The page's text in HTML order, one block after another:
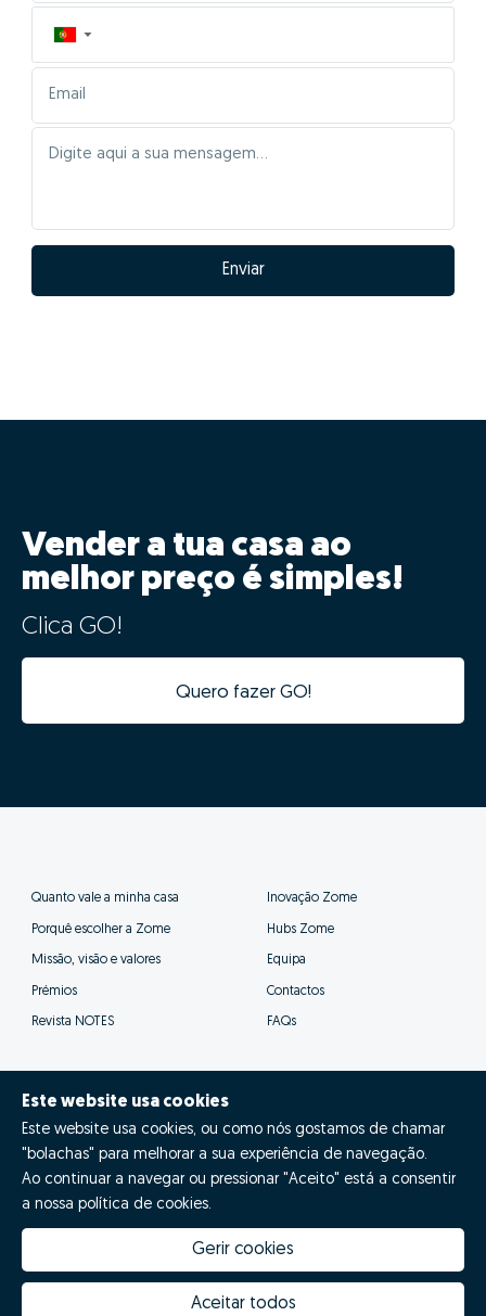
▼
Enviar
Vender a tua casa ao
melhor preço é simples!
Clica GO!
Quero fazer GO!
Quanto vale a minha casa
Porquê escolher a Zome
Missão, visão e valores
Prémios
Revista NOTES
Inovação Zome
Hubs Zome
Equipa
Contactos
FAQs
© Zome 2025
Política de Privacidade
Termos e condições
Resolução Alternativa de Litígios
Este website usa cookies
Este website usa cookies, ou como nós gostamos de chamar
"bolachas" para melhorar a sua experiência de navegação.
Ao continuar a navegar ou pressionar "Aceito" está a consentir
a nossa política de cookies.
Gerir cookies
Aceitar todos